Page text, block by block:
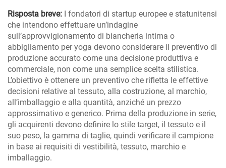
Risposta breve: I fondatori di startup europee e statunitensi
che intendono effettuare un’indagine
sull’approvvigionamento di biancheria intima o
abbigliamento per yoga devono considerare il preventivo di
produzione accurato come una decisione produttiva e
commerciale, non come una semplice scelta stilistica.
L’obiettivo è ottenere un preventivo che rifletta le effettive
decisioni relative al tessuto, alla costruzione, al marchio,
all’imballaggio e alla quantità, anziché un prezzo
approssimativo e generico. Prima della produzione in serie,
gli acquirenti devono definire lo stile target, il tessuto e il
suo peso, la gamma di taglie, quindi verificare il campione
in base ai requisiti di vestibilità, tessuto, marchio e
imballaggio.